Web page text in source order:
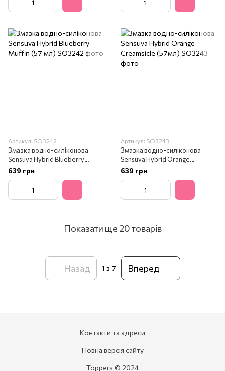
Артикул: SO3242
Змазка водно-силіконова
Sensuva Hybrid Blueberry
Muffin (57 мл)
639 грн
Артикул: SO3243
Змазка водно-силіконова
Sensuva Hybrid Orange
Creamsicle (57мл)
639 грн
Показати ще 20 товарів
Назад 1 з 7 Вперед
Контакти та адреси
Повна версія сайту
Toppers © 2024